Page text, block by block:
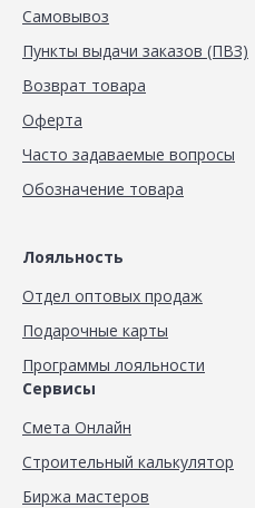
Самовывоз
Пункты выдачи заказов (ПВЗ)
Возврат товара
Оферта
Часто задаваемые вопросы
Обозначение товара
Лояльность
Отдел оптовых продаж
Подарочные карты
Программы лояльности
Сервисы
Смета Онлайн
Строительный калькулятор
Биржа мастеров